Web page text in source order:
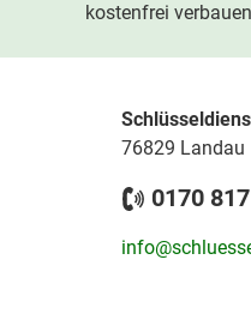
kostenfrei
76829 Landau
0170